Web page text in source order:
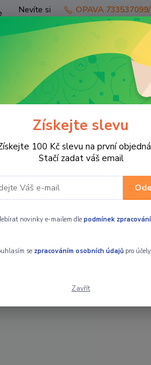
Nevíte si
rady?
Zavolejte.
OPAVA
SKÚTRY PRO JEZDCE
LINHAI motorové díly R/B
Linhai
Získejte slevu
100 Kč slevu na první
Stačí zadat váš email
novinky e-mailem dle podmínek
se zpracováním osobních údajůpro
Zavřít